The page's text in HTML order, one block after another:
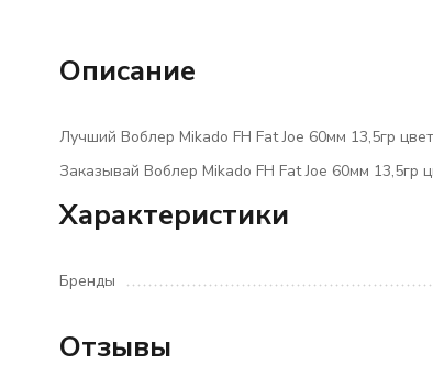
Описание
Лучший Воблер Mikado FH Fat Joe 60мм 13,5гр
Заказывай Воблер Mikado FH Fat Joe 60мм 13,5гр
Характеристики
Бренды
Отзывы